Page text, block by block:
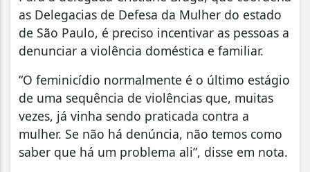
as Delegacias de Defesa da Mulher do estado
de São Paulo, é preciso incentivar as pessoas a
denunciar a violência doméstica e familiar.
“O feminicídio normalmente é o último estágio
de uma sequência de violências que, muitas
vezes, já vinha sendo praticada contra a
mulher. Se não há denúncia, não temos como
saber que há um problema ali”, disse em nota.